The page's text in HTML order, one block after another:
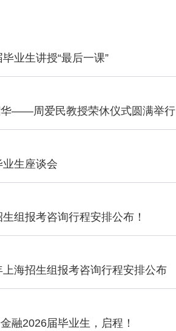
业生讲授“最后一课”
——周爱民教授荣休仪式圆满举行
生座谈会
组报考咨询行程安排公布！
海招生组报考咨询行程安排公布
融2026届毕业生，启程！